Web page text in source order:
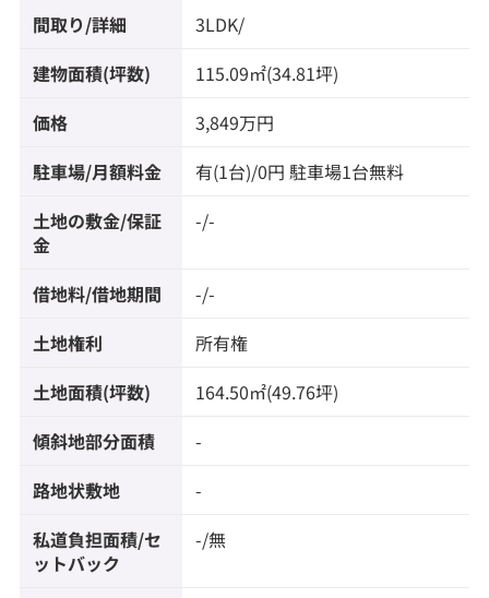
間取り/詳細 3LDK/
建物面積(坪数) 115.09㎡(34.81坪)
価格 3,849万円
駐車場/月額料金 有(1台)/0円 駐車場1台無料
土地の敷金/保証
金
-/-
借地料/借地期間 -/-
土地権利 所有権
土地面積(坪数) 164.50㎡(49.76坪)
傾斜地部分面積 -
路地状敷地 -
私道負担面積/セ
ットバック
-/無